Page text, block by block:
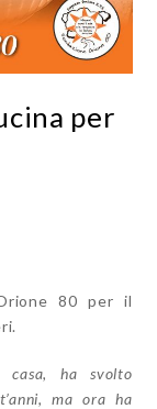
per
80 per il
casa, ha svolto
ma ora ha